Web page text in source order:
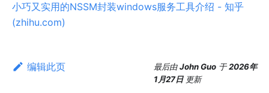
小巧又实用的NSSM封装windows服务工具介绍 - 知乎
(zhihu.com)
编辑此页 最后由John Guo 于2026年
1月27日 更新